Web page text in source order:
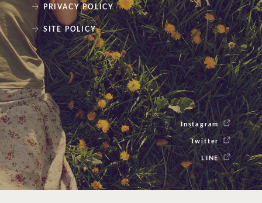
PRIVACY POLICY
SITE POLICY
Instagram
Twitter
LINE